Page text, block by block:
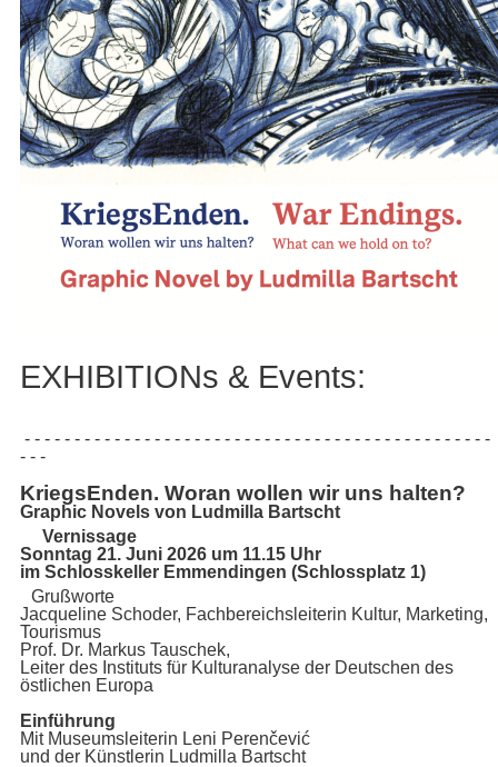
EXHIBITIONs & Events:
- - - - - - - - - - - - - - - - - - - - - - - - - - - - - - - - - - - - - - - - - - - - - - -
- - -
KriegsEnden. Woran wollen wir uns halten?
Graphic Novels von Ludmilla Bartscht
Vernissage
Sonntag 21. Juni 2026 um 11.15 Uhr
im Schlosskeller Emmendingen (Schlossplatz 1)
Grußworte
Jacqueline Schoder, Fachbereichsleiterin Kultur, Marketing,
Tourismus
Prof. Dr. Markus Tauschek,
Leiter des Instituts für Kulturanalyse der Deutschen des
östlichen Europa
Einführung
Mit Museumsleiterin Leni Perenčević
und der Künstlerin Ludmilla Bartscht